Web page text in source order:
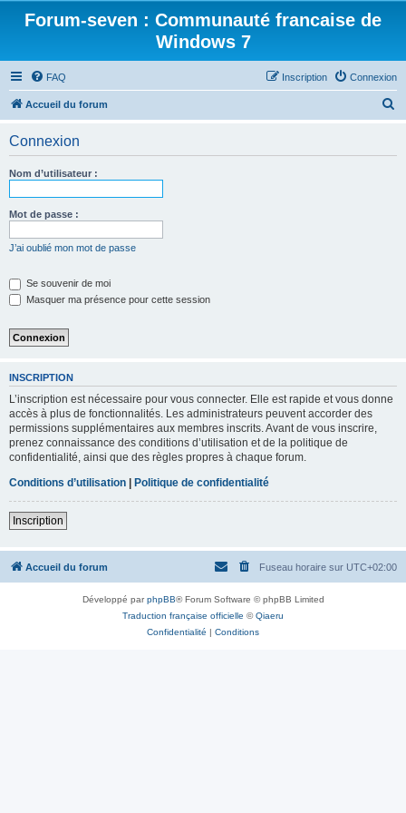
Forum-seven : Communauté francaise de
Windows 7
FAQ Connexion
Inscription
Accueil du forum
Connexion
Nom d’utilisateur :
Mot de passe :
J’ai oublié mon mot de passe
Se souvenir de moi
Masquer ma présence pour cette session
INSCRIPTION
L’inscription est nécessaire pour vous connecter. Elle est rapide et vous donne
accès à plus de fonctionnalités. Les administrateurs peuvent accorder des
permissions supplémentaires aux membres inscrits. Avant de vous inscrire,
prenez connaissance des conditions d’utilisation et de la politique de
confidentialité, ainsi que des règles propres à chaque forum.
Conditions d’utilisation | Politique de confidentialité
Inscription
Accueil du forum Fuseau horaire sur UTC+02:00
Développé parphpBB® Forum Software © phpBB Limited
Traduction française officielle ©Qiaeru
Confidentialité | Conditions